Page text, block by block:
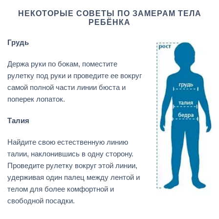
НЕКОТОРЫЕ СОВЕТЫ ПО ЗАМЕРАМ ТЕЛА
РЕБЁНКА
Грудь
Держа руки по бокам, поместите
рулетку под руки и проведите ее вокруг
самой полной части линии бюста и
поперек лопаток.
Талия
Найдите свою естественную линию
талии, наклонившись в одну сторону.
Проведите рулетку вокруг этой линии,
удерживая один палец между лентой и
телом для более комфортной и
свободной посадки.